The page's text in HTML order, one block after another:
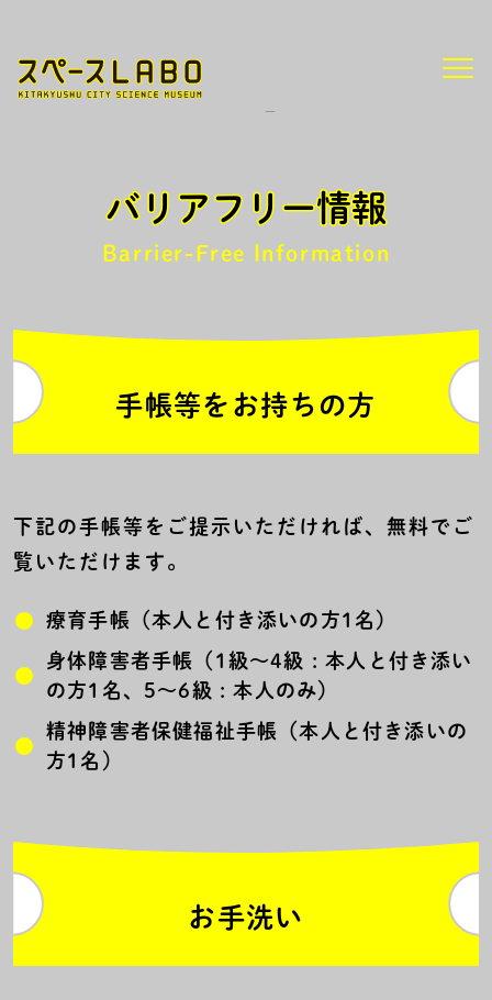
バリアフリー情報
Barrier-Free Information
手帳等をお持ちの方
下記の手帳等をご提示いただければ、無料でご
覧いただけます。
療育手帳（本人と付き添いの方1名）
身体障害者手帳（1級～4級 : 本人と付き添い
の方1名、5～6級 : 本人のみ）
精神障害者保健福祉手帳（本人と付き添いの
方1名）
お手洗い